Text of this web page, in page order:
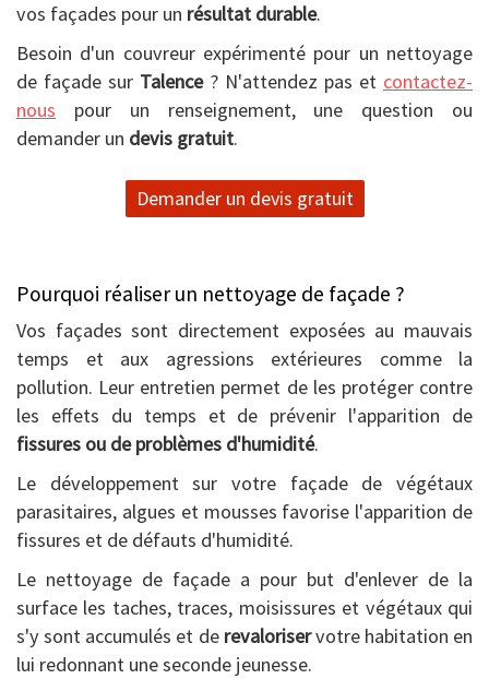
vos façades pour un résultat durable.
Besoin d'un couvreur expérimenté pour un nettoyage
de façade sur Talence? N'attendez pas et contactez-
nous pour un renseignement, une question ou
demander un devis gratuit.
Demander un devis gratuit
Pourquoi réaliser un nettoyage de façade ?
Vos façades sont directement exposées au mauvais
temps et aux agressions extérieures comme la
pollution. Leur entretien permet de les protéger contre
les effets du temps et de prévenir l'apparition de
fissures ou de problèmes d'humidité.
Le développement sur votre façade de végétaux
parasitaires, algues et mousses favorise l'apparition de
fissures et de défauts d'humidité.
Le nettoyage de façade a pour but d'enlever de la
surface les taches, traces, moisissures et végétaux qui
s'y sont accumulés et de revaloriservotre habitation en
lui redonnant une seconde jeunesse.